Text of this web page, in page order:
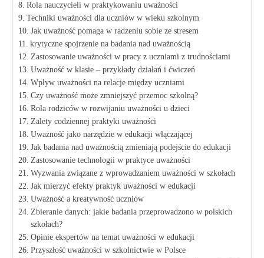
Rola ⁣nauczycieli w praktykowaniu uważności
Techniki uważności dla uczniów w wieku szkolnym
Jak uważność pomaga w radzeniu sobie ze⁢ stresem
krytyczne spojrzenie na‌ badania⁣ nad ⁢uważnością
Zastosowanie uważności w pracy z uczniami z​ trudnościami
Uważność w klasie – przykłady działań i ćwiczeń
Wpływ uważności na relacje między uczniami
Czy uważność może zmniejszyć przemoc szkolną?
Rola rodziców ‌w rozwijaniu ⁣uważności u dzieci
Zalety codziennej praktyki ‌uważności
Uważność jako narzędzie w edukacji włączającej
Jak⁢ badania nad uważnością zmieniają podejście ⁤do edukacji
Zastosowanie technologii w praktyce uważności
Wyzwania związane z ⁣wprowadzaniem uważności w szkołach
Jak​ mierzyć efekty‍ praktyk uważności w edukacji
Uważność a kreatywność uczniów
Zbieranie danych: jakie badania ⁤przeprowadzono ​w polskich
szkołach?
Opinie ekspertów na temat uważności w edukacji
Przyszłość⁢ uważności w szkolnictwie w Polsce